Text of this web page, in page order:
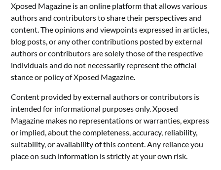
Xposed Magazine is an online platform that allows various
authors and contributors to share their perspectives and
content. The opinions and viewpoints expressed in articles,
blog posts, or any other contributions posted by external
authors or contributors are solely those of the respective
individuals and do not necessarily represent the official
stance or policy of Xposed Magazine.
Content provided by external authors or contributors is
intended for informational purposes only. Xposed
Magazine makes no representations or warranties, express
or implied, about the completeness, accuracy, reliability,
suitability, or availability of this content. Any reliance you
place on such information is strictly at your own risk.